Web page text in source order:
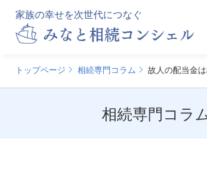
家族の幸せを次世代につなぐ
トップページ 相続専門コラム 故人の配当金
相続専門コラ